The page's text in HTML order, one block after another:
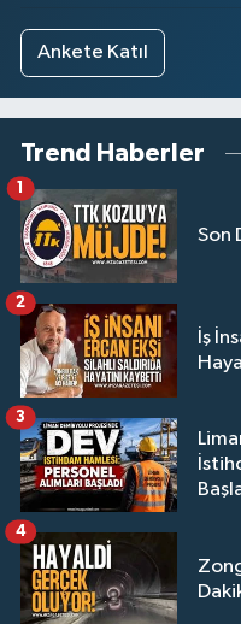
Ankete Katıl
Trend Haberler
Son
1
İş
2
3
4